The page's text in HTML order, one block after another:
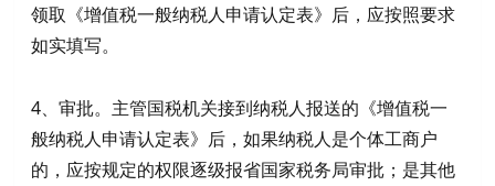
领取《增值税一般纳税人申请认定表》后，应按照要求
如实填写。
4、审批。主管国税机关接到纳税人报送的《增值税一
般纳税人申请认定表》后，如果纳税人是个体工商户
的，应按规定的权限逐级报省国家税务局审批；是其他